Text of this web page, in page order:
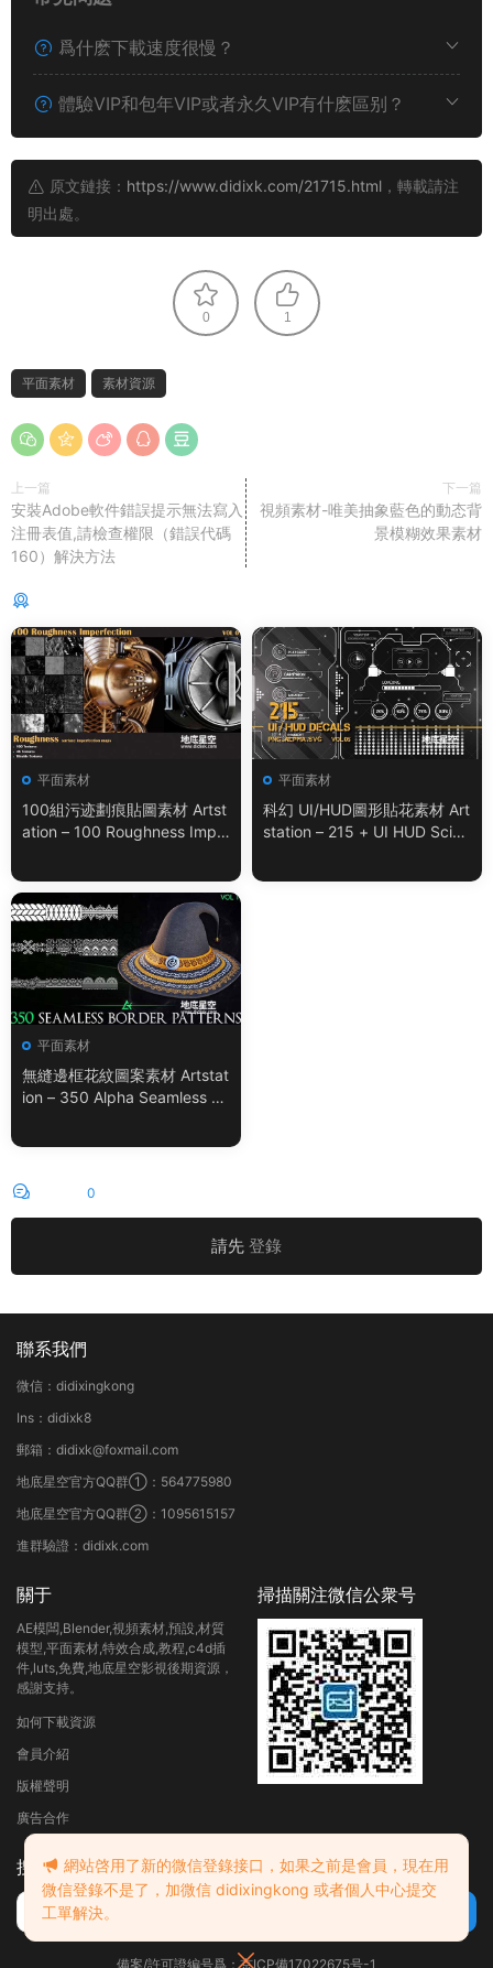
爲什麽下載速度很慢？
體驗VIP和包年VIP或者永久VIP有什麽區别？
原文鏈接： https://www.didixk.com/21715.html ，轉載請注
明出處。
0 1
平面素材 素材資源
上一篇
安裝Adobe軟件錯誤提示無法寫入
注冊表值,請檢查權限（錯誤代碼
160）解決方法
下一篇
視頻素材-唯美抽象藍色的動态背
景模糊效果素材
平面素材
100組污迹劃痕貼圖素材 Artst
ation – 100 Roughness Impe
平面素材
科幻 UI/HUD圖形貼花素材 Art
station – 215 + UI HUD SciFi
平面素材
無縫邊框花紋圖案素材 Artstat
ion – 350 Alpha Seamless Bo
0
請先 登錄
聯系我們
微信：didixingkong
Ins：didixk8
郵箱：didixk@foxmail.com
地底星空官方QQ群①：564775980
地底星空官方QQ群②：1095615157
進群驗證：didixk.com
關于
AE模闆,Blender,視頻素材,預設,材質
模型,平面素材,特效合成,教程,c4d插
件,luts,免費,地底星空影視後期資源，
感謝支持。
如何下載資源
會員介紹
版權聲明
廣告合作
掃描關注微信公衆号
搜索
備案/許可證編号爲：京ICP備17022675号-1
網站啓用了新的微信登錄接口，如果之前是會員，現在用
微信登錄不是了，加微信 didixingkong 或者個人中心提交
工單解決。